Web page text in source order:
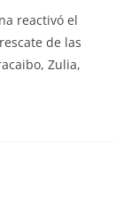
reactivó el
de las
Zulia,